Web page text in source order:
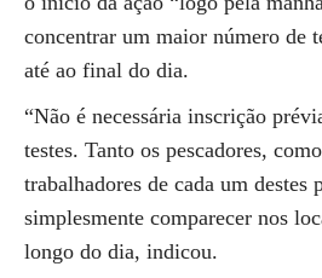
concentrar um maior número de
até ao final do dia.
“Não é necessária inscrição
testes. Tanto os pescadores,
trabalhadores de cada um destes
simplesmente comparecer nos
longo do dia, indicou.